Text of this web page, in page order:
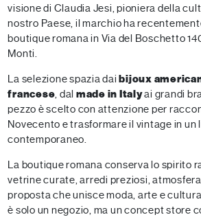
visione di Claudia Jesi, pioniera della
nostro Paese, il marchio ha
boutique romana in Via del Boschetto
Monti.
La selezione spazia daibijoux
francese, dal made in Italyai grandi
pezzo è scelto con attenzione per
Novecento e trasformare il vintage in un
contemporaneo.
La boutique romana conserva lo spirito
vetrine curate, arredi preziosi,
proposta che unisce moda, arte e
è solo un negozio, ma un concept store